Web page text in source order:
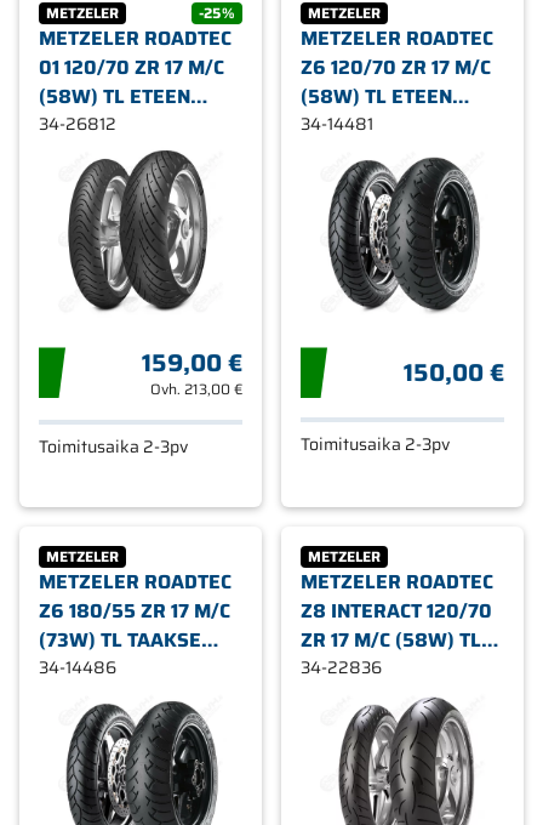
METZELER -25%
METZELER ROADTEC
01 120/70 ZR 17 M/C
(58W) TL ETEEN
(HWM - HEVY
WEIGHT MC)
MOOTTORIPYÖRÄN
RENGAS
34-26812
159,00 €
Ovh. 213,00 €
Toimitusaika 2-3pv
METZELER
METZELER ROADTEC
Z6 120/70 ZR 17 M/C
(58W) TL ETEEN
MOOTTORIPYÖRÄN
RENGAS
34-14481
150,00 €
Toimitusaika 2-3pv
METZELER
METZELER ROADTEC
Z6 180/55 ZR 17 M/C
(73W) TL TAAKSE
MOOTTORIPYÖRÄN
RENGAS
34-14486
METZELER
METZELER ROADTEC
Z8 INTERACT 120/70
ZR 17 M/C (58W) TL
ETEEN (M - NORMAL)
34-22836